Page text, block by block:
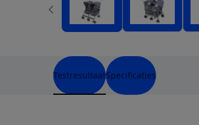
TestresultaatSpecificaties